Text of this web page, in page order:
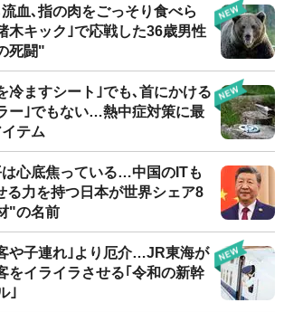
血､指の肉をごっそり食べら
木キック｣で応戦した36歳男性
死闘"
冷ますシート｣でも､首にかける
ー｣でもない…熱中症対策に最
テム
心底焦っている…中国のITも
る力を持つ日本が世界シェア8
"の名前
や子連れ｣より厄介…JR東海が
をイライラさせる｢令和の新幹
｣